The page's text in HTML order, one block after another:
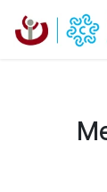
Passa al